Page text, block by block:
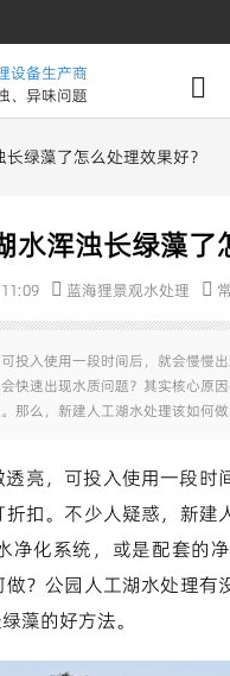
设备生产商
、异味问题
绿藻了怎么处理效果好？
水浑浊长绿藻了
蓝海狸景观水处理
投入使用一段时间后，就会慢慢
快速出现水质问题？其实核心原
那么，新建人工湖水处理该如何
亮，可投入使用一段
扣。不少人疑惑，新
净化系统，或是配套的
？公园人工湖水处理
藻的好方法。